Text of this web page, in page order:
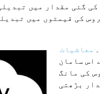
گئی مقدار میں
کی قیمتوں میں
معاشیات
اس سامان
کی مانگ
بڑھتی